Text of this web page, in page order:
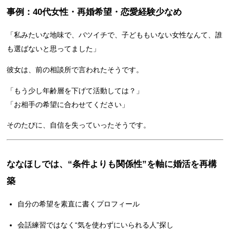
事例：40代女性・再婚希望・恋愛経験少なめ
「私みたいな地味で、バツイチで、子どももいない女性なんて、誰
も選ばないと思ってました」
彼女は、前の相談所で言われたそうです。
「もう少し年齢層を下げて活動しては？」
「お相手の希望に合わせてください」
そのたびに、自信を失っていったそうです。
ななほしでは、“条件よりも関係性”を軸に婚活を再構
築
自分の希望を素直に書くプロフィール
会話練習ではなく“気を使わずにいられる人”探し